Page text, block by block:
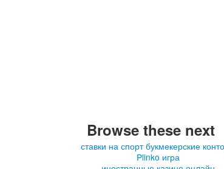
Browse these next
ставки на спорт букмекерские
Plinko игра